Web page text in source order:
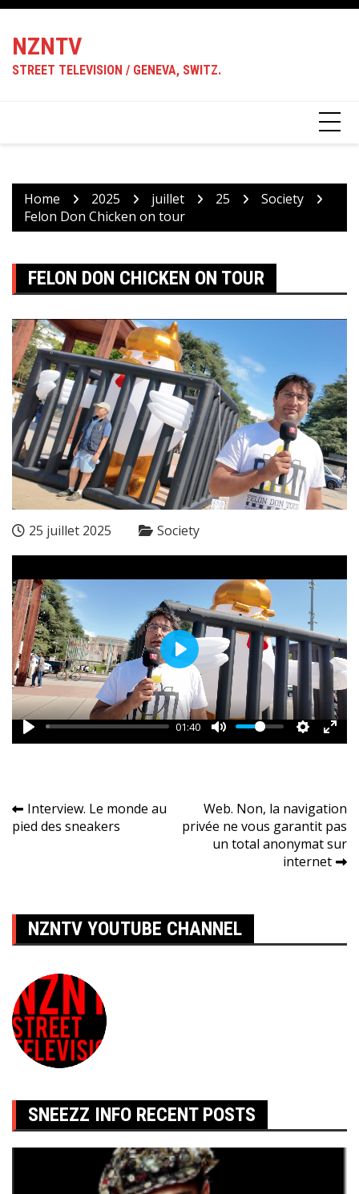
Skip
content
NZNTV
STREET TELEVISION / GENEVA, SWITZ.
Home 2025 juillet 25
Society
Felon Don Chicken on tour
FELON DON CHICKEN ON TOUR
25 juillet 2025 Society
01:40
Play
Navigation
de
Interview. Le monde au
pied des sneakers
Web. Non, la navigation
privée ne vous garantit pas
un total anonymat sur
internet
NZNTV YOUTUBE CHANNEL
SNEEZZ INFO RECENT POSTS